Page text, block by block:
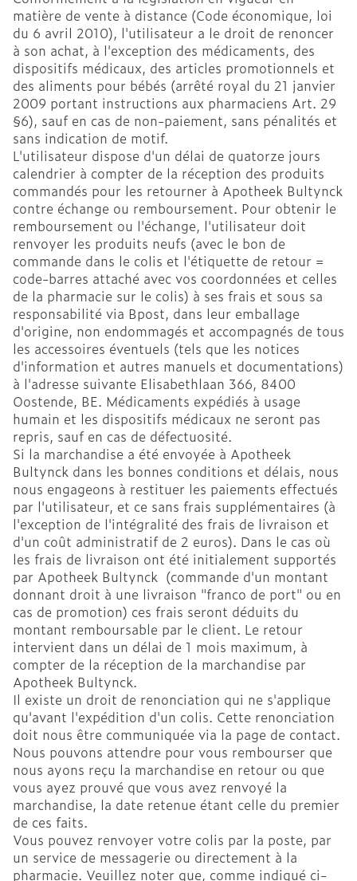
matière de vente à distance (Code économique, loi
du 6 avril 2010), l'utilisateur a le droit de renoncer
à son achat, à l'exception des médicaments, des
dispositifs médicaux, des articles promotionnels et
des aliments pour bébés (arrêté royal du 21 janvier
2009 portant instructions aux pharmaciens Art. 29
§6), sauf en cas de non-paiement, sans pénalités et
sans indication de motif.
L'utilisateur dispose d'un délai de quatorze jours
calendrier à compter de la réception des produits
commandés pour les retourner à Apotheek Bultynck
contre échange ou remboursement. Pour obtenir le
remboursement ou l'échange, l'utilisateur doit
renvoyer les produits neufs (avec le bon de
commande dans le colis et l'étiquette de retour =
code-barres attaché avec vos coordonnées et celles
de la pharmacie sur le colis) à ses frais et sous sa
responsabilité via Bpost, dans leur emballage
d'origine, non endommagés et accompagnés de tous
les accessoires éventuels (tels que les notices
d'information et autres manuels et documentations)
à l'adresse suivante Elisabethlaan 366, 8400
Oostende, BE. Médicaments expédiés à usage
humain et les dispositifs médicaux ne seront pas
repris, sauf en cas de défectuosité.
Si la marchandise a été envoyée à Apotheek
Bultynck dans les bonnes conditions et délais, nous
nous engageons à restituer les paiements effectués
par l'utilisateur, et ce sans frais supplémentaires (à
l'exception de l'intégralité des frais de livraison et
d'un coût administratif de 2 euros). Dans le cas où
les frais de livraison ont été initialement supportés
par Apotheek Bultynck (commande d'un montant
donnant droit à une livraison "franco de port" ou en
cas de promotion) ces frais seront déduits du
montant remboursable par le client. Le retour
intervient dans un délai de 1 mois maximum, à
compter de la réception de la marchandise par
Apotheek Bultynck.
Il existe un droit de renonciation qui ne s'applique
qu'avant l'expédition d'un colis. Cette renonciation
doit nous être communiquée via la page de contact.
Nous pouvons attendre pour vous rembourser que
nous ayons reçu la marchandise en retour ou que
vous ayez prouvé que vous avez renvoyé la
marchandise, la date retenue étant celle du premier
de ces faits.
Vous pouvez renvoyer votre colis par la poste, par
un service de messagerie ou directement à la
pharmacie. Veuillez noter que, comme indiqué ci-